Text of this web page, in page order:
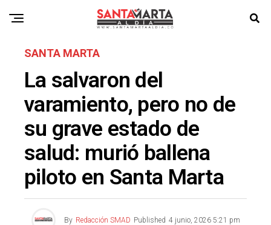
SANTA MARTA
La salvaron del
varamiento, pero no de
su grave estado de
salud: murió ballena
piloto en Santa Marta
By Redacción SMAD Published 4 junio, 2026 5:21 pm